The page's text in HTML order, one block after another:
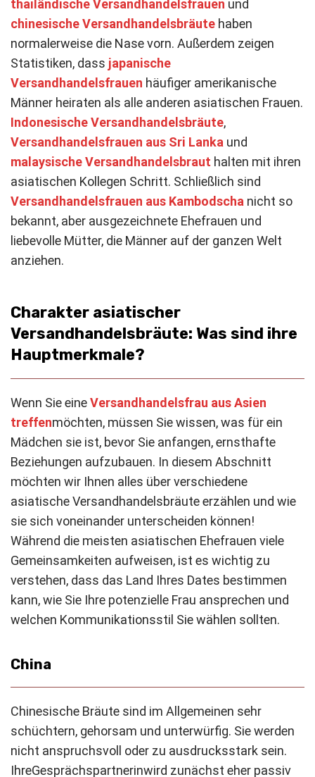
thailändische Versandhandelsfrauen und
chinesische Versandhandelsbräute haben
normalerweise die Nase vorn. Außerdem zeigen
Statistiken, dass japanische
Versandhandelsfrauen häufiger amerikanische
Männer heiraten als alle anderen asiatischen Frauen.
Indonesische Versandhandelsbräute,
Versandhandelsfrauen aus Sri Lanka und
malaysische Versandhandelsbraut halten mit ihren
asiatischen Kollegen Schritt. Schließlich sind
Versandhandelsfrauen aus Kambodscha nicht so
bekannt, aber ausgezeichnete Ehefrauen und
liebevolle Mütter, die Männer auf der ganzen Welt
anziehen.
Charakter asiatischer
Versandhandelsbräute: Was sind ihre
Hauptmerkmale?
Wenn Sie eineVersandhandelsfrau aus Asien
treffenmöchten, müssen Sie wissen, was für ein
Mädchen sie ist, bevor Sie anfangen, ernsthafte
Beziehungen aufzubauen. In diesem Abschnitt
möchten wir Ihnen alles über verschiedene
asiatische Versandhandelsbräute erzählen und wie
sie sich voneinander unterscheiden können!
Während die meisten asiatischen Ehefrauen viele
Gemeinsamkeiten aufweisen, ist es wichtig zu
verstehen, dass das Land Ihres Dates bestimmen
kann, wie Sie Ihre potenzielle Frau ansprechen und
welchen Kommunikationsstil Sie wählen sollten.
China
Chinesische Bräute sind im Allgemeinen sehr
schüchtern, gehorsam und unterwürfig. Sie werden
nicht anspruchsvoll oder zu ausdrucksstark sein.
IhreGesprächspartnerinwird zunächst eher passiv